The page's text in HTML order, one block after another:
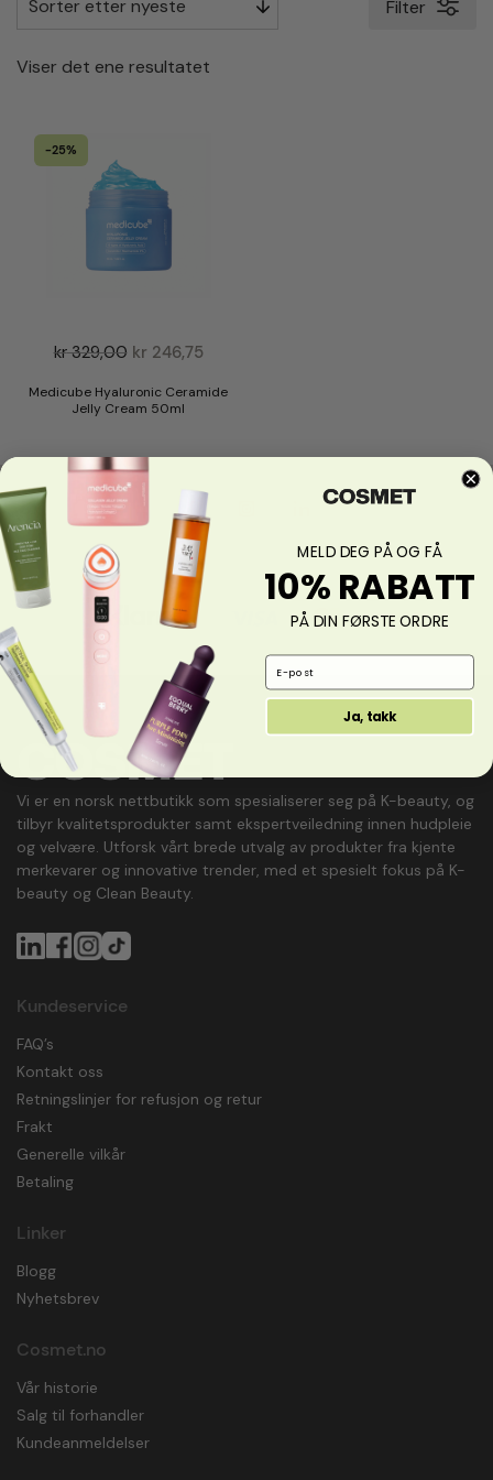
Filter
Viser det ene resultatet
-25%
Medicube Hyaluronic Ceramide
Jelly Cream 50ml
kr329,00 kr 246,75
Facebook LinkedIn
Vi er en norsk nettbutikk som spesialiserer seg på K-beauty, og
tilbyr kvalitetsprodukter samt ekspertveiledning innen hudpleie
og velvære. Utforsk vårt brede utvalg av produkter fra kjente
merkevarer og innovative trender, med et spesielt fokus på K-
beauty og Clean Beauty.
Kundeservice
FAQ’s
Kontakt oss
Retningslinjer for refusjon og retur
Frakt
Generelle vilkår
Betaling
Linker
Blogg
Nyhetsbrev
Cosmet.no
Vår historie
Salg til forhandler
Kundeanmeldelser
MELD DEG PÅ OG FÅ
10% RABATT
PÅ DIN FØRSTE ORDRE
Email Address
Ja, takk